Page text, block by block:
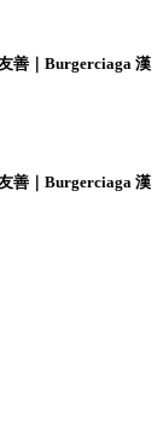
善｜Burgerciaga 漢
善｜Burgerciaga 漢